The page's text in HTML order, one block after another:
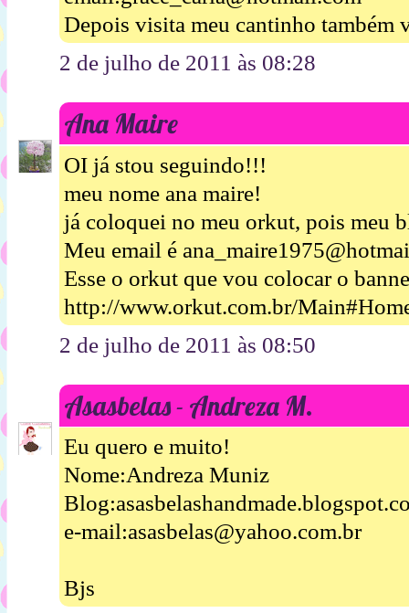
Depois visita meu cantinho também
2 de julho de 2011 às 08:28
Ana Maire
OI já stou seguindo!!!
meu nome ana maire!
já coloquei no meu orkut, pois meu
Meu email é
Esse o orkut que vou colocar o
http://www.orkut.com.br/
2 de julho de 2011 às 08:50
Asasbelas - Andreza M.
Eu quero e muito!
Nome:Andreza Muniz
e-mail:asasbelas@yahoo.com.br
Bjs